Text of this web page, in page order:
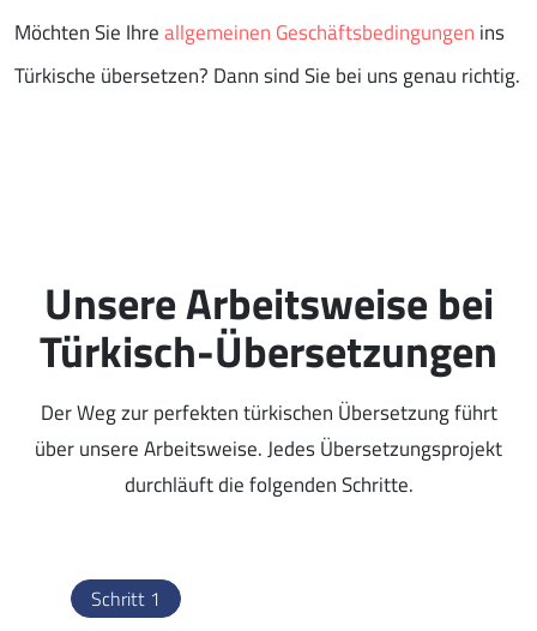
Möchten Sie Ihreallgemeinen Geschäftsbedingungen ins
Türkische übersetzen? Dann sind Sie bei uns genau richtig.
Unsere Arbeitsweise bei
Türkisch-Übersetzungen
Der Weg zur perfekten türkischen Übersetzung führt
über unsere Arbeitsweise. Jedes Übersetzungsprojekt
durchläuft die folgenden Schritte.
Schritt 1